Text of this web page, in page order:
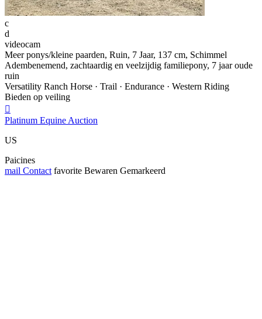
c
d
videocam
Meer ponys/kleine paarden, Ruin, 7 Jaar, 137 cm, Schimmel
Adembenemend, zachtaardig en veelzijdig familiepony, 7 jaar oude
ruin
Versatility Ranch Horse · Trail · Endurance · Western Riding
Bieden op veiling

Platinum Equine Auction
US
Paicines
mail Contact favorite Bewaren Gemarkeerd